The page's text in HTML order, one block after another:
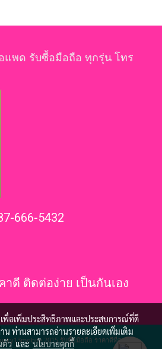
แพด รับซื้อมือถือ ทุกรุ่น โทร
666-5432
ดี ติดต่อง่าย เป็นกันเอง
2015 รับซื้อมือถือ ราคาดีที่สุด
เพื่อเพิ่มประสิทธิภาพและประสบการณ์ที่ดี
น ท่านสามารถอ่านรายละเอียดเพิ่มเติม
ตัวและนโยบายคุกกี้